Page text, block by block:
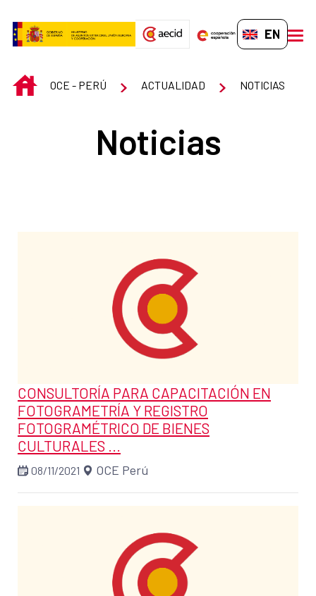
EN-GB
INICIOOCE - PERÚ ACTUALIDAD NOTICIAS
Noticias
CONSULTORÍA PARA CAPACITACIÓN EN
FOTOGRAMETRÍA Y REGISTRO
FOTOGRAMÉTRICO DE BIENES
CULTURALES ...
08/11/2021 OCE Perú